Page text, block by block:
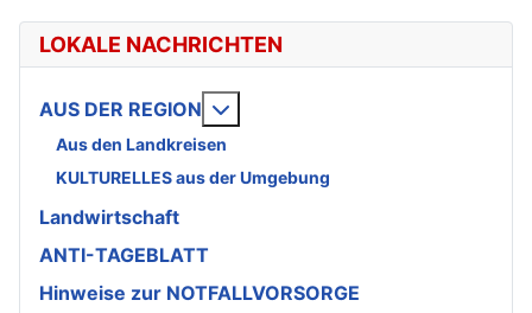
LOKALE NACHRICHTEN
AUS DER REGION
Aus den Landkreisen
KULTURELLES aus der Umgebung
Landwirtschaft
ANTI-TAGEBLATT
Hinweise zur NOTFALLVORSORGE